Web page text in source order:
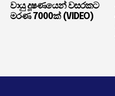
වායු දූෂණයෙන් වසරකට
මරණ 7000ක් (VIDEO)